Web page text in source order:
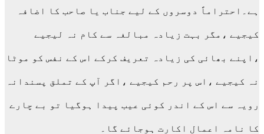
ہے۔احتراماً دوسروں کے لیے جناب یا صاحب کا اضافہ
کیجیے ،مگر بہت زیادہ مبالغہ سے کام نہ لیجیے
،اپنے بھائی کی زیادہ تعریف کرکے اس کے نفس کو موٹا
نہ کیجیے ،اس پر رحم کیجیے ،اگر آپ کے تملق پسندانہ
رویہ سے اس کے اندر کوئی عیب پیدا ہوگیا تو بے چارے
کا نامہ اعمال اکارت ہوجائے گا۔